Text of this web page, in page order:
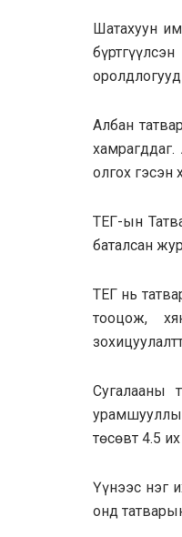
Шaтaхуун
Aлбан
олгох гэсэн
ТЕГ-ын
баталсан
ТЕГ нь
тооцож,
Сугалааны
төсөвт 4.5
Үүнээс нэг
онд